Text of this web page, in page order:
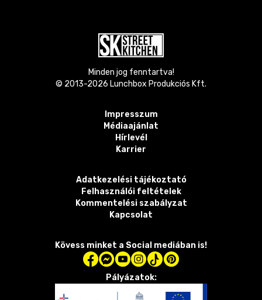
Minden jog fenntartva!
© 2013-2026 Lunchbox Produkciós Kft.
Impresszum
Médiaajánlat
Hírlevél
Karrier
Adatkezelési tájékoztató
Felhasználói feltételek
Kommentelési szabályzat
Kapcsolat
Kövess minket a Social mediában is!
Pályázatok: